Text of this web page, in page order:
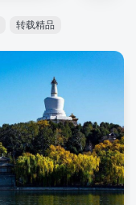
转载精品